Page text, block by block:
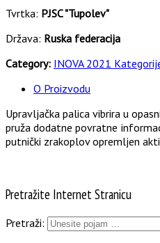
Tvrtka: PJSC "Tupolev"
Država: Ruska federacija
Category: INOVA 2021
O Proizvodu
Upravljačka palica vibrira u
pruža dodatne povratne
putnički zrakoplov opremljen
Pretražite Internet Stranicu
Pretraži: